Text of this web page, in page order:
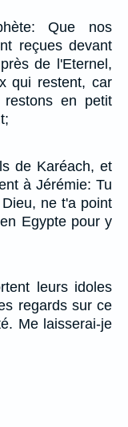
Que nos
reçues devant
de l'Eternel,
qui restent, car
en petit
de Karéach, et
à Jérémie: Tu
ne t'a point
Egypte pour y
leurs idoles
regards sur ce
Me laisserai-je